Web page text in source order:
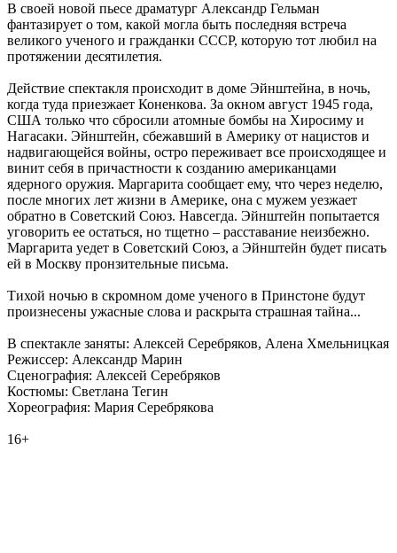
В своей новой пьесе драматург Александр Гельман
фантазирует о том, какой могла быть последняя встреча
великого ученого и гражданки СССР, которую тот любил на
протяжении десятилетия.
Действие спектакля происходит в доме Эйнштейна, в ночь,
когда туда приезжает Коненкова. За окном август 1945 года,
США только что сбросили атомные бомбы на Хиросиму и
Нагасаки. Эйнштейн, сбежавший в Америку от нацистов и
надвигающейся войны, остро переживает все происходящее и
винит себя в причастности к созданию американцами
ядерного оружия. Маргарита сообщает ему, что через неделю,
после многих лет жизни в Америке, она с мужем уезжает
обратно в Советский Союз. Навсегда. Эйнштейн попытается
уговорить ее остаться, но тщетно – расставание неизбежно.
Маргарита уедет в Советский Союз, а Эйнштейн будет писать
ей в Москву пронзительные письма.
Тихой ночью в скромном доме ученого в Принстоне будут
произнесены ужасные слова и раскрыта страшная тайна...
В спектакле заняты: Алексей Серебряков, Алена Хмельницкая
Режиссер: Александр Марин
Сценография: Алексей Серебряков
Костюмы: Светлана Тегин
Хореография: Мария Серебрякова
16+